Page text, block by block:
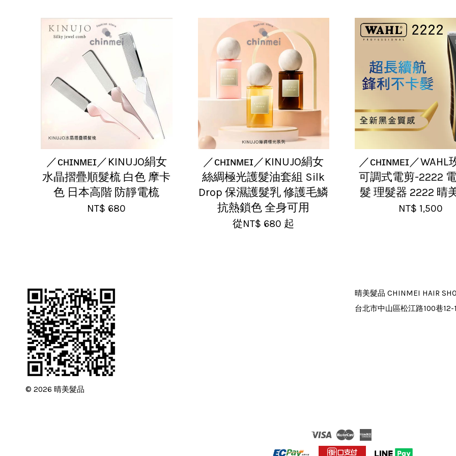
／ᴄʜɪɴᴍᴇɪ／KINUJO絹女
水晶摺疊順髮梳 白色 摩卡
色 日本高階 防靜電梳
NT$ 680
／ᴄʜɪɴᴍᴇɪ／KINUJO絹女
絲綢極光護髮油套組 Silk
Drop 保濕護髮乳 修護毛鱗
抗熱鎖色 全身可用
從NT$ 680 起
／ᴄʜɪɴᴍᴇɪ／WAHL
可調式電剪-2222
髮 理髮器 2222 晴
NT$ 1,500
© 2026 晴美髮品
晴美髮品 CHINMEI HAIR
台北市中山區松江路100巷12-
Visa Master
Express